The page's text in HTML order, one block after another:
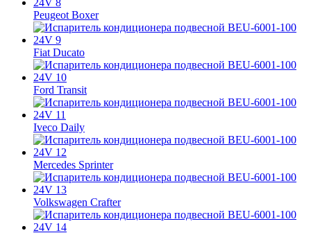
Peugeot Boxer
Fiat Ducato
Ford Transit
Iveco Daily
Mercedes Sprinter
Volkswagen Crafter